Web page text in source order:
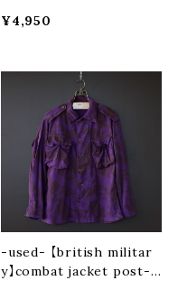
¥4,950
-used- 【british militar
y】combat jacket post-d